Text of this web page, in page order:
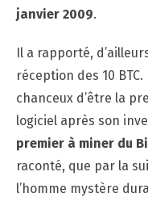
janvier 2009.
Il a rapporté,
réception des 10
chanceux d’être la
logiciel après son
premier à miner du
raconté, que par la
l’homme mystère